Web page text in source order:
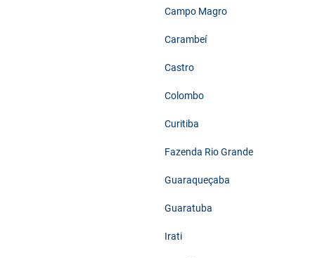
Campo Magro
Carambeí
Castro
Colombo
Curitiba
Fazenda Rio Grande
Guaraqueçaba
Guaratuba
Irati